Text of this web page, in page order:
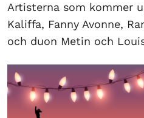
Artisterna som kommer
Kaliffa, Fanny Avonne,
och duon Metin och